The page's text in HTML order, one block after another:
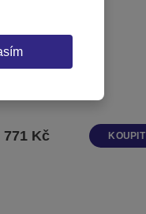
RinoGym škola
771 Kč KOUPIT